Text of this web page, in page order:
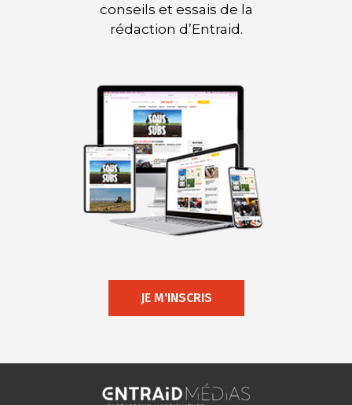
conseils et essais de la
rédaction d’Entraid.
JE M'INSCRIS